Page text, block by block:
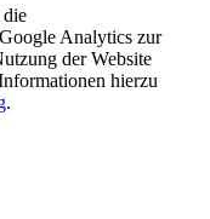
die
Analytics zur
der Website
hierzu
.